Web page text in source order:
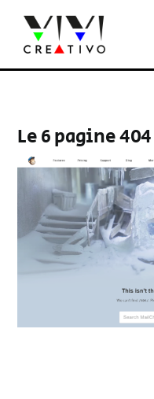
contenuto
Le 6 pagine